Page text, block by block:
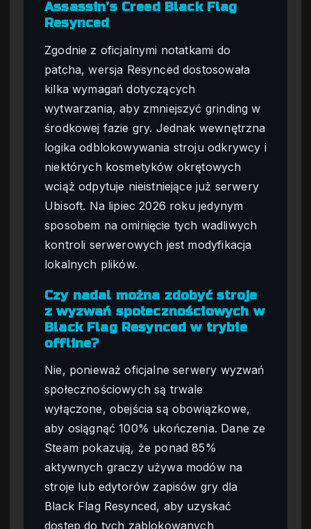
Assassin’s Creed Black Flag
Resynced
Zgodnie z oficjalnymi notatkami do
patcha, wersja Resynced dostosowała
kilka wymagań dotyczących
wytwarzania, aby zmniejszyć grinding w
środkowej fazie gry. Jednak wewnętrzna
logika odblokowywania stroju odkrywcy i
niektórych kosmetyków okrętowych
wciąż odpytuje nieistniejące już serwery
Ubisoft. Na lipiec 2026 roku jedynym
sposobem na ominięcie tych wadliwych
kontroli serwerowych jest modyfikacja
lokalnych plików.
Czy nadal można zdobyć stroje
z wyzwań społecznościowych w
Black Flag Resynced w trybie
offline?
Nie, ponieważ oficjalne serwery wyzwań
społecznościowych są trwale
wyłączone, obejścia są obowiązkowe,
aby osiągnąć 100% ukończenia. Dane ze
Steam pokazują, że ponad 85%
aktywnych graczy używa modów na
stroje lub edytorów zapisów gry dla
Black Flag Resynced, aby uzyskać
dostęp do tych zablokowanych